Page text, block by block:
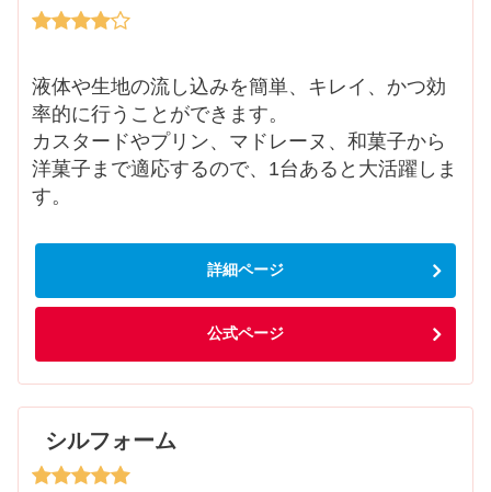
液体や生地の流し込みを簡単、キレイ、かつ効
率的に行うことができます。
カスタードやプリン、マドレーヌ、和菓子から
洋菓子まで適応するので、1台あると大活躍しま
す。
詳細ページ
公式ページ
シルフォーム